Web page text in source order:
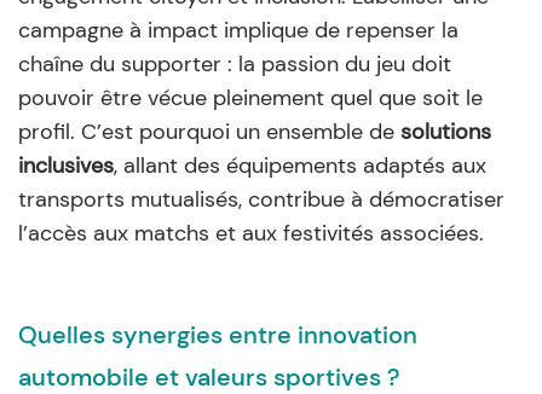
campagne à impact implique de repenser la
chaîne du supporter : la passion du jeu doit
pouvoir être vécue pleinement quel que soit le
profil. C’est pourquoi un ensemble de solutions
inclusives, allant des équipements adaptés aux
transports mutualisés, contribue à démocratiser
l’accès aux matchs et aux festivités associées.
Quelles synergies entre innovation
automobile et valeurs sportives ?